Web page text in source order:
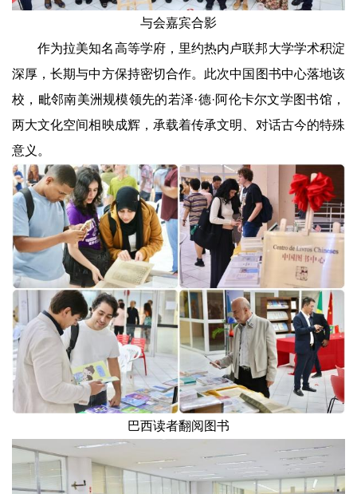
与会嘉宾合影
作为拉美知名高等学府，里约热内卢联邦大学学术积淀
深厚，长期与中方保持密切合作。此次中国图书中心落地该
校，毗邻南美洲规模领先的若泽·德·阿伦卡尔文学图书馆，
两大文化空间相映成辉，承载着传承文明、对话古今的特殊
意义。
巴西读者翻阅图书